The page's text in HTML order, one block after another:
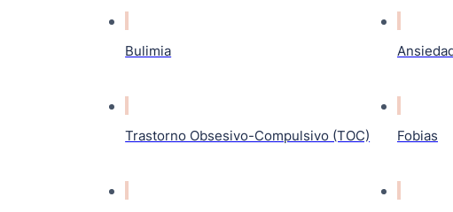
Bulimia
Trastorno Obsesivo-Compulsivo (TOC) Fobias